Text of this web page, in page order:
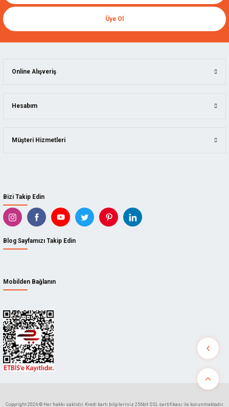
Üye Ol
Bizi Takip Edin
Blog Sayfamızı Takip Edin
Mobilden Bağlanın
Online Alışveriş
Hesabım
Müşteri Hizmetleri
Copyright 2026 © Her hakkı saklıdır. Kredi kartı bilgileriniz 256bit SSL sertifikası ile korunmaktadır.